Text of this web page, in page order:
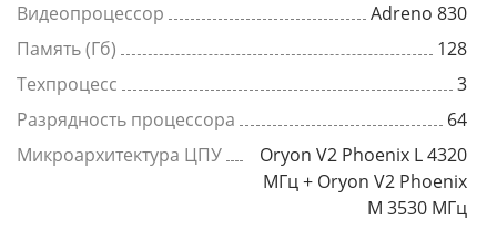
Видеопроцессор
Adreno 830
Память (Гб)
128
Техпроцесс
3
Разрядность процессора
64
Микроархитектура ЦПУ
Oryon V2 Phoenix L 4320
МГц + Oryon V2 Phoenix
M 3530 МГц